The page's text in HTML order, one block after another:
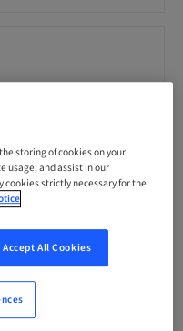
storing of cookies on your
usage, and assist in our
cookies strictly necessary for the
Accept All Cookies